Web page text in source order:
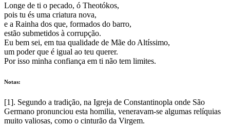
Longe de ti o pecado, ó Theotókos,
pois tu és uma criatura nova,
e a Rainha dos que, formados do barro,
estão submetidos à corrupção.
Eu bem sei, em tua qualidade de Mãe do Altíssimo,
um poder que é igual ao teu querer.
Por isso minha confiança em ti não tem limites.
Notas:
[1]. Segundo a tradição, na Igreja de Constantinopla onde São
Germano pronunciou esta homilia, veneravam-se algumas relíquias
muito valiosas, como o cinturão da Virgem.